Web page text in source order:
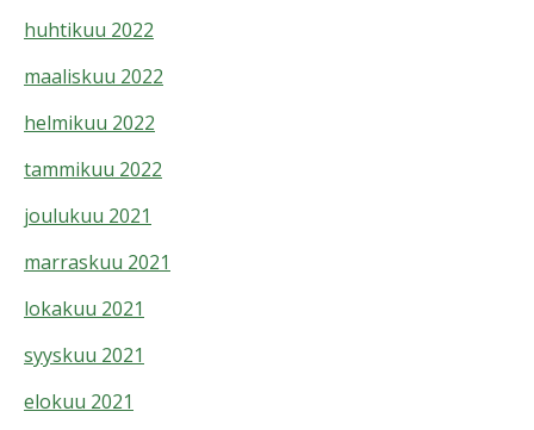
huhtikuu 2022
maaliskuu 2022
helmikuu 2022
tammikuu 2022
joulukuu 2021
marraskuu 2021
lokakuu 2021
syyskuu 2021
elokuu 2021